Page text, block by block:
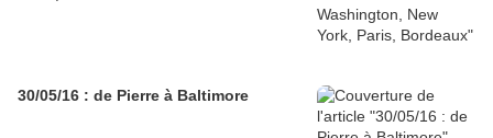
30/05/16 : de Pierre à Baltimore